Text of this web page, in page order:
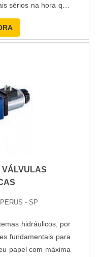
sérios na hora que
PW Service atua há
serviços de primeira
Para que serve
VÁLVULAS
- SP
hidráulicos, por
fundamentais para
papel com máxima